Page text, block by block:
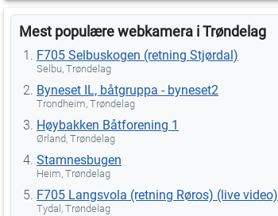
Mest populære webkamera i Trøndelag
F705 Selbuskogen (retning Stjørdal)
Selbu, Trøndelag
Byneset IL, båtgruppa - byneset2
Trondheim, Trøndelag
Høybakken Båtforening 1
Ørland, Trøndelag
Stamnesbugen
Heim, Trøndelag
F705 Langsvola (retning Røros) (live video)
Tydal, Trøndelag